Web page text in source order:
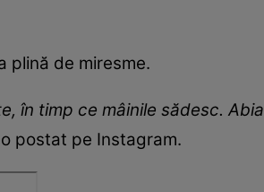
plină de miresme.
în timp ce mâinile sădesc. Abia
postat pe Instagram.